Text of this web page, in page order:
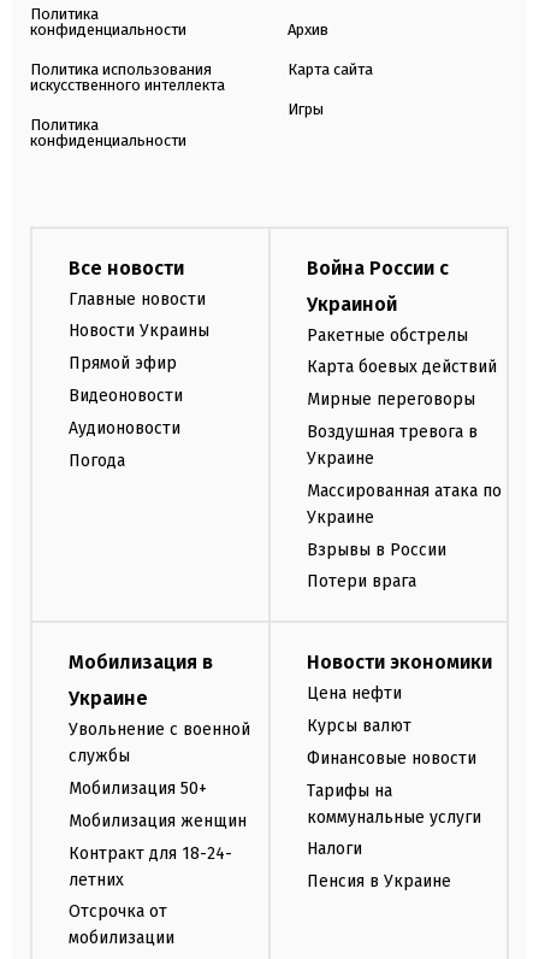
Политика
конфиденциальности
Политика использования
искусственного интеллекта
Политика
конфиденциальности
Архив
Карта сайта
Игры
Все новости
Главные новости
Новости Украины
Прямой эфир
Видеоновости
Аудионовости
Погода
Война России с
Украиной
Ракетные обстрелы
Карта боевых действий
Мирные переговоры
Воздушная тревога в
Украине
Массированная атака по
Украине
Взрывы в России
Потери врага
Мобилизация в
Украине
Увольнение с военной
службы
Мобилизация 50+
Мобилизация женщин
Контракт для 18-24-
летних
Отсрочка от
мобилизации
Новости экономики
Цена нефти
Курсы валют
Финансовые новости
Тарифы на
коммунальные услуги
Налоги
Пенсия в Украине